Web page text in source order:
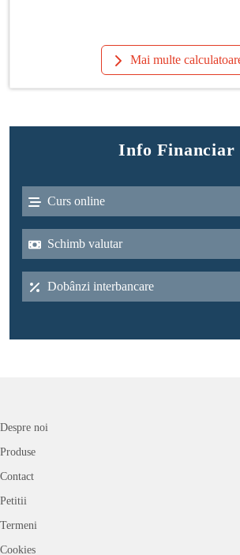
Mai multe
Info Financiar
Curs online
Schimb valutar
Dobânzi interbancare
Despre noi
Produse
Contact
Petitii
Termeni
Cookies